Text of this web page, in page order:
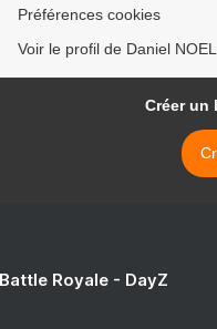
Préférences cookies
Voir le profil de Daniel
Créer un
Royale - DayZ